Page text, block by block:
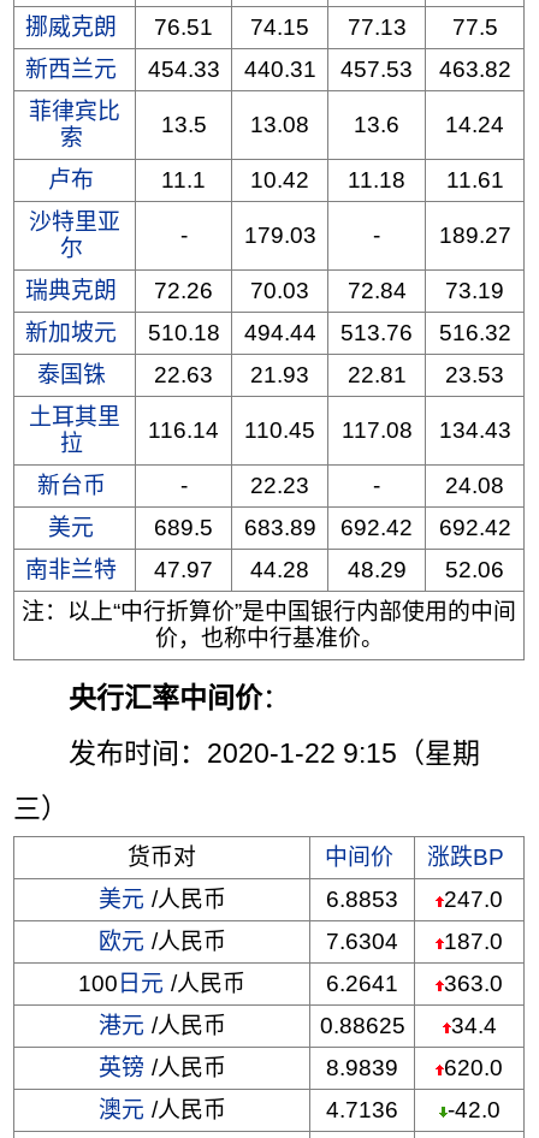
挪威克朗
76.51 74.15 77.13
77.5
新西兰元
454.33 440.31 457.53
463.82
菲律宾比
索
13.5 13.08 13.6 14.24
卢布 11.1 10.42 11.18
11.61
沙特里亚
尔
- 179.03 - 189.27
瑞典克朗 72.26 70.03 72.84
73.19
新加坡元
510.18 494.44 513.76
516.32
泰国铢
22.63 21.93 22.81
23.53
土耳其里
拉
116.14 110.45 117.08 134.43
新台币 - 22.23 -
24.08
美元
689.5 683.89 692.42
692.42
南非兰特
47.97 44.28 48.29
52.06
注：以上“中行折算价”是中国银行内部使用的中间
价，也称中行基准价。
央行汇率中间价：
发布时间：2020-1-22 9:15（星期
三）
货币对 中间价
涨跌BP
美元 /人民币 6.8853
247.0
欧元 /人民币 7.6304
187.0
100 日元 /人民币 6.2641
363.0
港元 /人民币 0.88625
34.4
英镑 /人民币 8.9839
620.0
澳元 /人民币 4.7136
-42.0